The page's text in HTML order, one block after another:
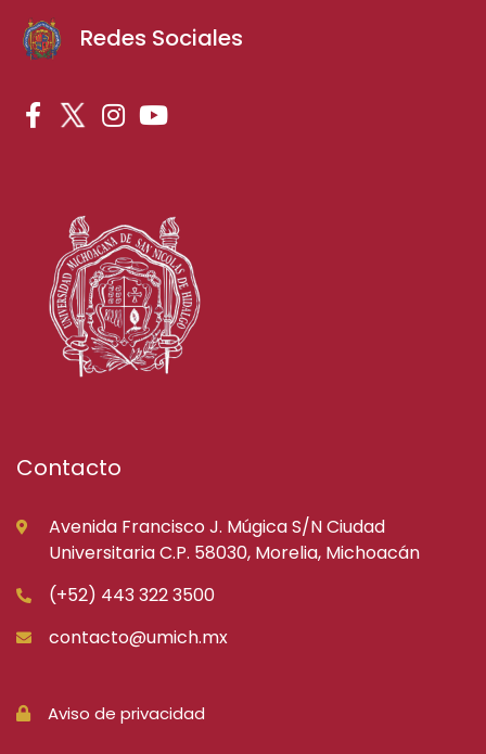
Redes Sociales
Contacto
Avenida Francisco J. Múgica S/N Ciudad
Universitaria C.P. 58030, Morelia, Michoacán
(+52) 443 322 3500
contacto@umich.mx
Aviso de privacidad